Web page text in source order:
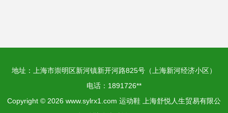
地址：上海市崇明区新河镇新开河路825号（上海新河经济小区）
电话：1891726**
Copyright © 2026 www.sylrx1.com 运动鞋
上海舒悦人生贸易有限公